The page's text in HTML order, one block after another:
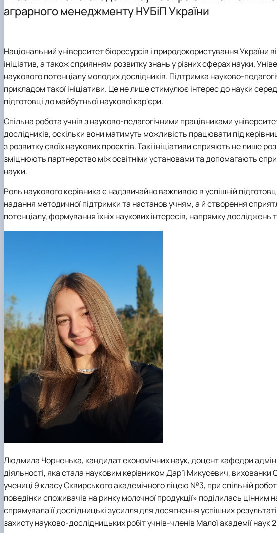
Співробітники кафедри
ННВЛ «Бізнес-аналітика»
Аспірантура
Організація практичного навчання
Обговорення проєктів освітніх програм
Проєкт DAAD
DigiAgrar_UA
Логістика
Експрес-курс
аграрного менеджменту НУБіП України
Національний університет біоресурсів і природокористування
ініціатив, а також сприянням розвитку знань у різних сферах науки.
наукового потенціалу молодих дослідників. Підтримка науково-
прикладом такої ініціативи. Це не лише стимулює інтерес до науки
підготовці до майбутньої наукової кар'єри.
Спільна робота учнів з науково-педагогічними працівниками
дослідників, оскільки вони матимуть можливість працювати під
з розвитку своїх наукових проєктів. Такі ініціативи сприяють не лише
зміцнюють партнерство між освітніми установами та допомагають
науки.
Роль наукового керівника є надзвичайно важливою в успішній
надання методичної підтримки та настанов учням, а й створення
потенціалу, формування їхніх наукових інтересів, напрямку досліджень
Людмила Чорненька, кандидат економічних наук, доцент кафедри
діяльності, яка стала науковим керівникомДар’ї Микусевич, вихованки
учениці 9 класу Сквирського академічного ліцею №3, при спільній
поведінки споживачів на ринку молочної продукції» поділилась цінним
спрямувала її дослідницькі зусилля для досягнення успішних
захисту науково-дослідницьких робіт учнів-членів Малої академії